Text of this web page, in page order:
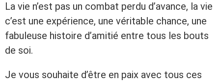
La vie n’est pas un combat perdu d’avance, la vie
c’est une expérience, une véritable chance, une
fabuleuse histoire d’amitié entre tous les bouts
de soi.
Je vous souhaite d’être en paix avec tous ces